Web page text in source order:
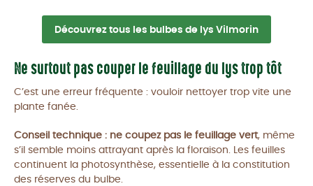
Découvrez tous les bulbes de lys Vilmorin
Ne surtout pas couper le feuillage du lys trop tôt
C’est une erreur fréquente : vouloir nettoyer trop vite une
plante fanée.
Conseil technique : ne coupez pas le feuillage vert, même
s’il semble moins attrayant après la floraison. Les feuilles
continuent la photosynthèse, essentielle à la constitution
des réserves du bulbe.